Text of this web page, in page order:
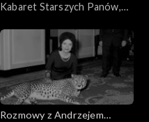
Doboszem
Kabaret Starszych Panów,
Rozmowy z Andrzejem